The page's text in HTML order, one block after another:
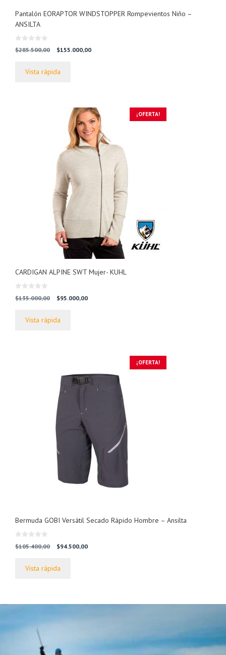
Pantalón EORAPTOR WINDSTOPPER Rompevientos Niño –
ANSILTA
0
d
$285.500,00
El
original
era:
$155.000,00El
Vista rápida
¡OFERTA!
CARDIGAN ALPINE SWT Mujer- KUHL
0
d
$135.000,00
El
original
era:
$95.000,00El
Vista rápida
¡OFERTA!
Bermuda GOBI Versátil Secado Rápido Hombre – Ansilta
0
d
$105.400,00
El
original
era:
$94.500,00El
Vista rápida